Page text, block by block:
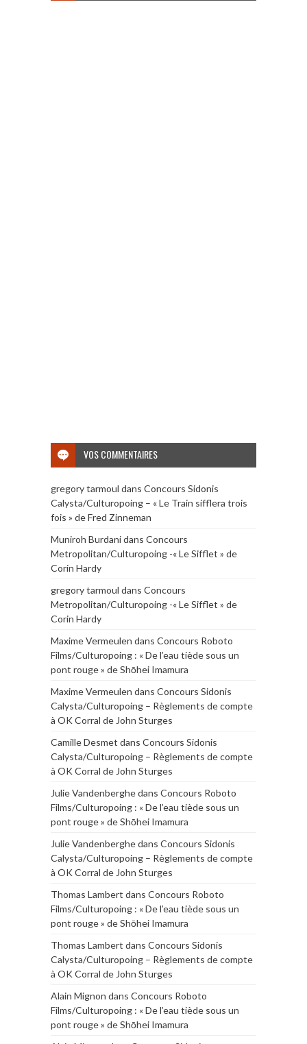
VOS COMMENTAIRES
gregory tarmoul dans Concours Sidonis
Calysta/Culturopoing – « Le Train sifflera trois
fois » de Fred Zinneman
Muniroh Burdanidans Concours
Metropolitan/Culturopoing -« Le Sifflet » de
Corin Hardy
gregory tarmoul dans Concours
Metropolitan/Culturopoing -« Le Sifflet » de
Corin Hardy
Maxime Vermeulen dans Concours Roboto
Films/Culturopoing : « De l’eau tiède sous un
pont rouge » de Shōhei Imamura
Maxime Vermeulen dans Concours Sidonis
Calysta/Culturopoing – Règlements de compte
à OK Corral de John Sturges
Camille Desmet dans Concours Sidonis
Calysta/Culturopoing – Règlements de compte
à OK Corral de John Sturges
Julie Vandenberghedans Concours Roboto
Films/Culturopoing : « De l’eau tiède sous un
pont rouge » de Shōhei Imamura
Julie Vandenberghedans Concours Sidonis
Calysta/Culturopoing – Règlements de compte
à OK Corral de John Sturges
Thomas Lambert dans Concours Roboto
Films/Culturopoing : « De l’eau tiède sous un
pont rouge » de Shōhei Imamura
Thomas Lambert dans Concours Sidonis
Calysta/Culturopoing – Règlements de compte
à OK Corral de John Sturges
Alain Mignon dans Concours Roboto
Films/Culturopoing : « De l’eau tiède sous un
pont rouge » de Shōhei Imamura